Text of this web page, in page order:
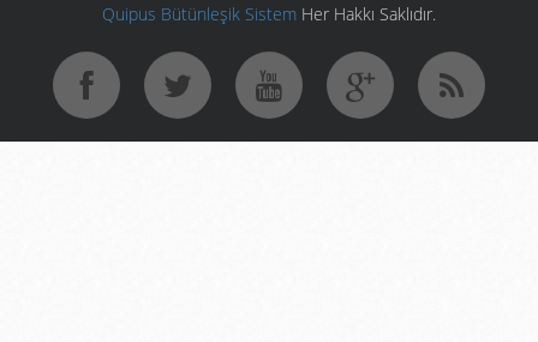
Quipus Bütünleşik Sistem Her Hakkı Saklıdır.